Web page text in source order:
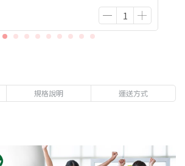
規格說明 運送方式